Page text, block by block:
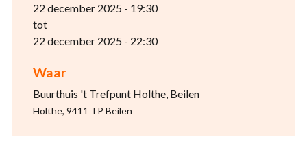
22 december 2025 - 19:30
tot
22 december 2025 - 22:30
Waar
Buurthuis 't Trefpunt Holthe, Beilen
Holthe, 9411 TP Beilen